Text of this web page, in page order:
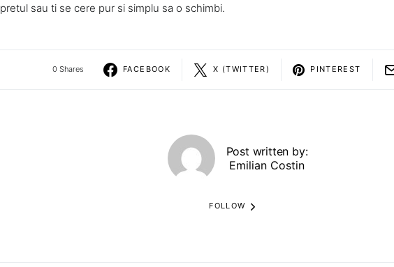
pretul sau ti se cere pur si simplu sa o schimbi.
0 Shares FACEBOOK X (TWITTER) PINTEREST
Post written by:
Emilian Costin
FOLLOW